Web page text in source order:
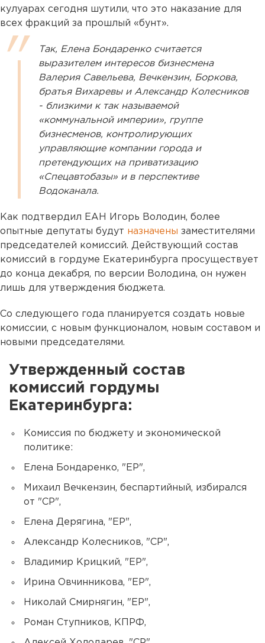
кулуарах сегодня шутили, что это наказание для
всех фракций за прошлый «бунт».
Так, Елена Бондаренко считается
выразителем интересов бизнесмена
Валерия Савельева, Вечкензин, Боркова,
братья Вихаревы и Александр Колесников
- близкими к так называемой
«коммунальной империи», группе
бизнесменов, контролирующих
управляющие компании города и
претендующих на приватизацию
«Спецавтобазы» и в перспективе
Водоканала.
Как подтвердил ЕАН Игорь Володин, более
опытные депутаты будут назначены заместителями
председателей комиссий. Действующий состав
комиссий в гордуме Екатеринбурга просуществует
до конца декабря, по версии Володина, он нужен
лишь для утверждения бюджета.
Со следующего года планируется создать новые
комиссии, с новым функционалом, новым составом и
новыми председателями.
Утвержденный состав
комиссий гордумы
Екатеринбурга:
Комиссия по бюджету и экономической
политике:
Елена Бондаренко, "ЕР",
Михаил Вечкензин, беспартийный, избирался
от "СР",
Елена Дерягина, "ЕР",
Александр Колесников, "СР",
Владимир Крицкий, "ЕР",
Ирина Овчинникова, "ЕР",
Николай Смирнягин, "ЕР",
Роман Ступников, КПРФ,